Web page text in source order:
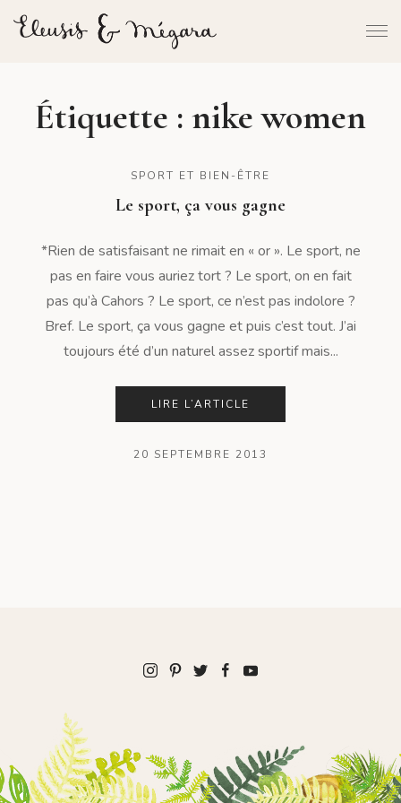
Étiquette : nike women
SPORT ET BIEN-ÊTRE
Le sport, ça vous gagne
*Rien de satisfaisant ne rimait en « or ». Le sport, ne
pas en faire vous auriez tort ? Le sport, on en fait
pas qu’à Cahors ? Le sport, ce n’est pas indolore ?
Bref. Le sport, ça vous gagne et puis c’est tout. J’ai
toujours été d’un naturel assez sportif mais...
LIRE L’ARTICLE
20 SEPTEMBRE 2013